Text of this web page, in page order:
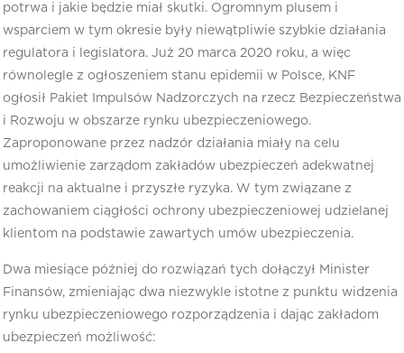
potrwa i jakie będzie miał skutki. Ogromnym plusem i
wsparciem w tym okresie były niewątpliwie szybkie działania
regulatora i legislatora. Już 20 marca 2020 roku, a więc
równolegle z ogłoszeniem stanu epidemii w Polsce, KNF
ogłosił Pakiet Impulsów Nadzorczych na rzecz Bezpieczeństwa
i Rozwoju w obszarze rynku ubezpieczeniowego.
Zaproponowane przez nadzór działania miały na celu
umożliwienie zarządom zakładów ubezpieczeń adekwatnej
reakcji na aktualne i przyszłe ryzyka. W tym związane z
zachowaniem ciągłości ochrony ubezpieczeniowej udzielanej
klientom na podstawie zawartych umów ubezpieczenia.
Dwa miesiące później do rozwiązań tych dołączył Minister
Finansów, zmieniając dwa niezwykle istotne z punktu widzenia
rynku ubezpieczeniowego rozporządzenia i dając zakładom
ubezpieczeń możliwość: